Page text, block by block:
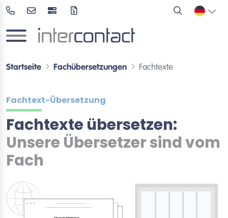
Startseite Fachübersetzungen Fachtexte
Fachtext-Übersetzung
Fachtexte übersetzen:
Unsere Übersetzer sind vom
Fach